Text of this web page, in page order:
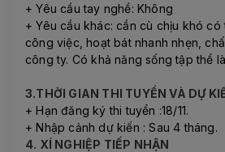
+ Yêu cầu tay nghề: Không
+ Yêu cầu khác: cần cù chịu khó có
công việc, hoạt bát nhanh nhẹn,
công ty. Có khả năng sống tập thể
3.THỜI GIAN THI TUYỂN VÀ DỰ
+ Hạn đăng ký thi tuyển :18/11.
+ Nhập cảnh dự kiến : Sau 4 tháng.
4. XÍ NGHIỆP TIẾP NHẬN